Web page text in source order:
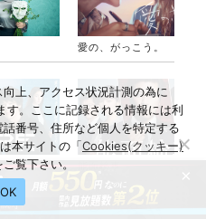
愛の、がっこう。
部特捜課
上、アクセス状況計測の為に
。ここに記録される情報には利
番号、住所など個人を特定する
本サイトの「Cookies(クッキー)
ご覧下さい。
OK